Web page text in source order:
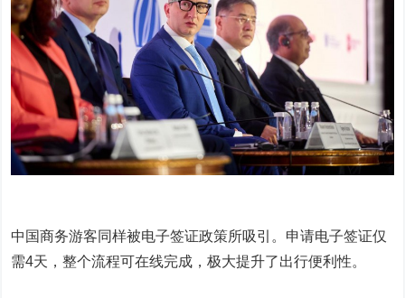
中国商务游客同样被电子签证政策所吸引。申请电子签证仅
需4天，整个流程可在线完成，极大提升了出行便利性。